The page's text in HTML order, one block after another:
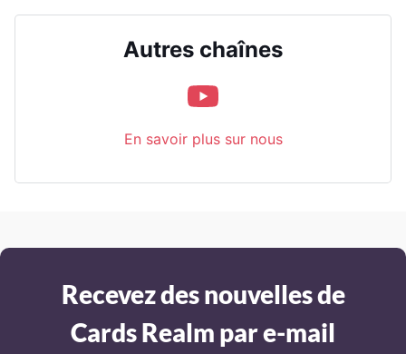
Autres chaînes
En savoir plus sur nous
Recevez des nouvelles de
Cards Realm par e-mail